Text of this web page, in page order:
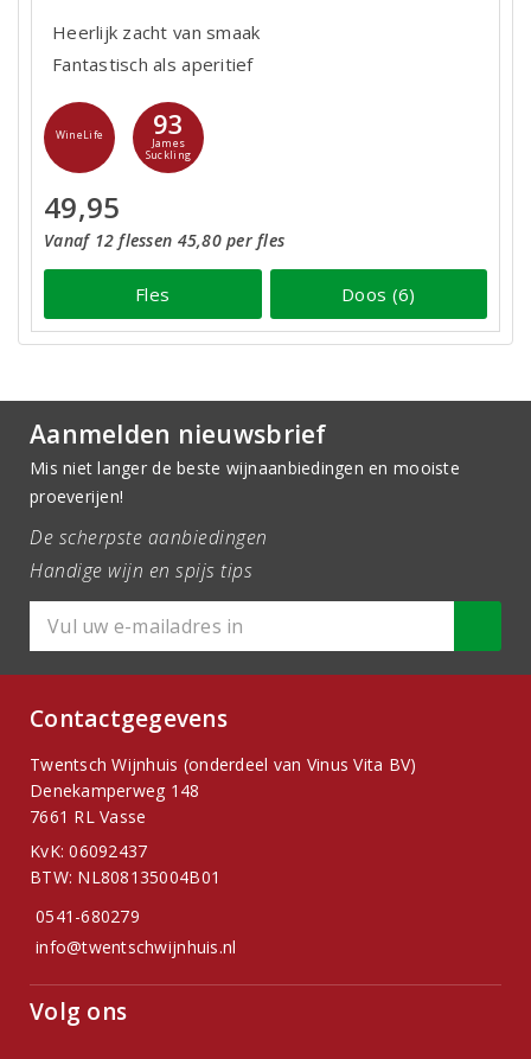
Heerlijk zacht van smaak
Fantastisch als aperitief
WineLife 93
James
Suckling
49,95
Vanaf 12 flessen 45,80 per fles
Fles Doos (6)
Aanmelden nieuwsbrief
Mis niet langer de beste wijnaanbiedingen en mooiste
proeverijen!
De scherpste aanbiedingen
Handige wijn en spijs tips
Contactgegevens
Twentsch Wijnhuis (onderdeel van Vinus Vita BV)
Denekamperweg 148
7661 RL Vasse
KvK: 06092437
BTW: NL808135004B01
0541-680279
info@twentschwijnhuis.nl
Volg ons